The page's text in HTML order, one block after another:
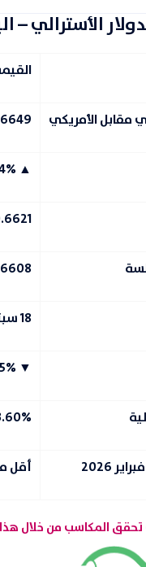
الأسترالي –
مقابل الأمريكي
▲ 0.4%
18 سبتمبر
▼ 0.25%
2026 أقل من
المكاسب من خلال